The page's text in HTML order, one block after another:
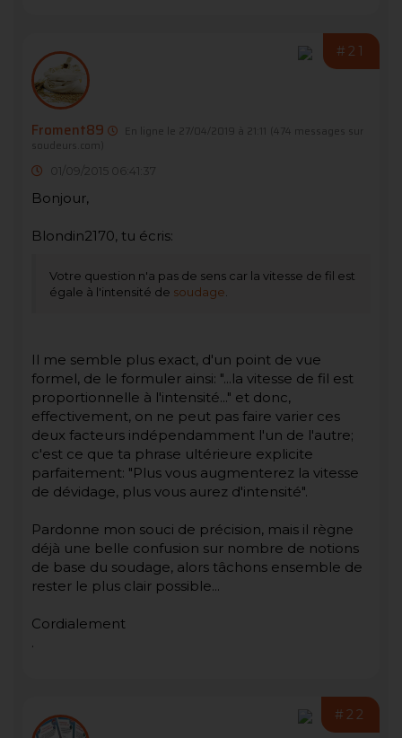
#21
Froment89 En ligne le 27/04/2019 à 21:11
(474 messages sur
soudeurs.com)
01/09/2015 06:41:37
Bonjour,
Blondin2170, tu écris:
Votre question n'a pas de sens car la vitesse de fil est
égale à l'intensité de soudage
Il me semble plus exact, d'un point de vue
formel, de le formuler ainsi: "...la vitesse de fil est
proportionnelle à l'intensité..." et donc,
effectivement, on ne peut pas faire varier ces
deux facteurs indépendamment l'un de l'autre;
c'est ce que ta phrase ultérieure explicite
parfaitement: "Plus vous augmenterez la vitesse
de dévidage, plus vous aurez d'intensité".
Pardonne mon souci de précision, mais il règne
déjà une belle confusion sur nombre de notions
de base du soudage, alors tâchons ensemble de
rester le plus clair possible...
Cordialement
.
#22